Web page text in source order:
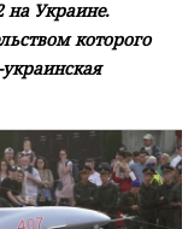
на Украине.
которого